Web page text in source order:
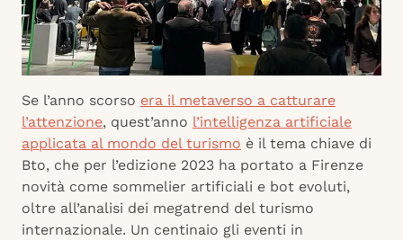
Se l’anno scorso era il metaverso a catturare
l’attenzione, quest’anno l’intelligenza artificiale
applicata al mondo del turismo è il tema chiave di
Bto, che per l’edizione 2023 ha portato a Firenze
novità come sommelier artificiali e bot evoluti,
oltre all’analisi dei megatrend del turismo
internazionale. Un centinaio gli eventi in